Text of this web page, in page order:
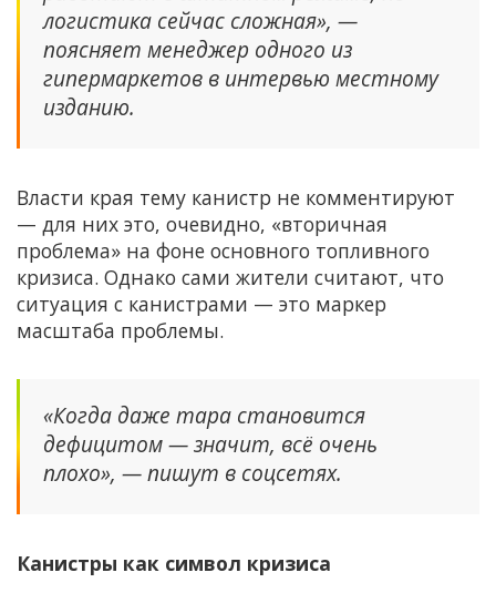
логистика сейчас сложная», —
поясняет менеджер одного из
гипермаркетов в интервью местному
изданию.
Власти края тему канистр не комментируют
— для них это, очевидно, «вторичная
проблема» на фоне основного топливного
кризиса. Однако сами жители считают, что
ситуация с канистрами — это маркер
масштаба проблемы.
«Когда даже тара становится
дефицитом — значит, всё очень
плохо», — пишут в соцсетях.
Канистры как символ кризиса